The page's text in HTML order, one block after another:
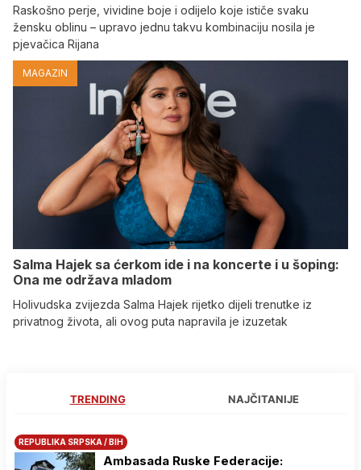
Raskošno perje, vividine boje i odijelo koje ističe svaku
žensku oblinu – upravo jednu takvu kombinaciju nosila je
pjevačica Rijana
MAGAZIN
Salma Hajek sa ćerkom ide i na koncerte i u šoping:
Ona me održava mladom
Holivudska zvijezda Salma Hajek rijetko dijeli trenutke iz
privatnog života, ali ovog puta napravila je izuzetak
TRENDING NAJČITANIJE
REPUBLIKA SRPSKA / BIH
Ambasada Ruske Federacije: